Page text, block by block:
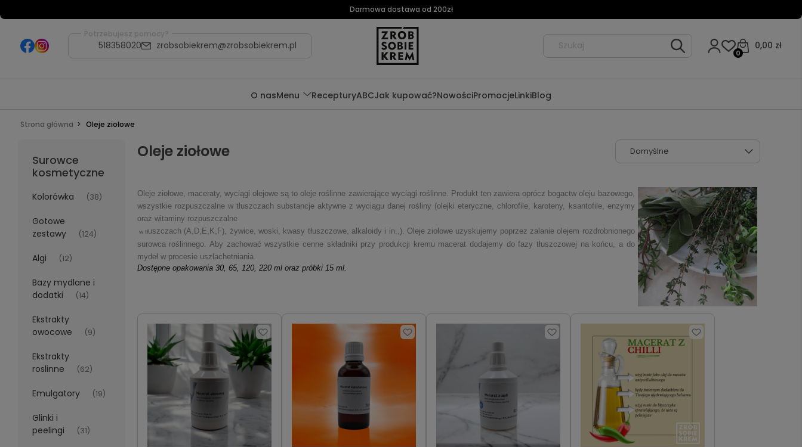
Darmowa dostawa od 200zł
Potrzebujesz pomocy?
518358020 zrobsobiekrem@zrobsobiekrem.pl 0,00 zł
0
O nasMenu RecepturyABCJak kupować?NowościPromocjeLinkiBlog
Strona główna Oleje ziołowe
Surowce
kosmetyczne
Kolorówka (38)
Gotowe
zestawy
(124)
Algi (12)
Bazy mydlane i
dodatki
(14)
Ekstrakty
owocowe
(9)
Ekstrakty
roslinne
(62)
Emulgatory (19)
Glinki i
peelingi
(31)
Oleje ziołowe
Oleje ziołowe, maceraty, wyciągi olejowe są to oleje roślinne zawierające wyciągi roślinne. Produkt ten zawiera oprócz bogactw oleju bazowego,
wszystkie rozpuszczalne w tłuszczach substancje aktywne z wyciągu danej rośliny (olejki eteryczne, chlorofile, karoteny, ksantofile, enzymy
oraz witaminy rozpuszczalne
w tłuszczach (A,D,E,K,F), żywice, woski, kwasy tłuszczowe, alkaloidy i in.,). Oleje ziołowe uzyskujemy poprzez zalanie olejem rozdrobnionego
surowca roślinnego. Aby zachować wszystkie cenne składniki przy produkcji kremu macerat dodajemy do fazy tłuszczowej na końcu, a do
mydeł w procesie uszlachetniania.
Dostępne opakowania 30, 65, 120, 220 ml oraz próbki 15 ml.